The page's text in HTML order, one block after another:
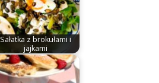
Sałatka z brokułami i
jajkami